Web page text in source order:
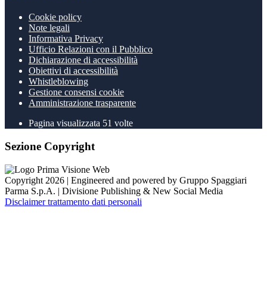
Cookie policy
Note legali
Informativa Privacy
Ufficio Relazioni con il Pubblico
Dichiarazione di accessibilità
Obiettivi di accessibilità
Whistleblowing
Gestione consensi cookie
Amministrazione trasparente
Pagina visualizzata 51 volte
Sezione Copyright
Copyright 2026 | Engineered and powered by Gruppo Spaggiari
Parma S.p.A. | Divisione Publishing & New Social Media
Disclaimer trattamento dati personali